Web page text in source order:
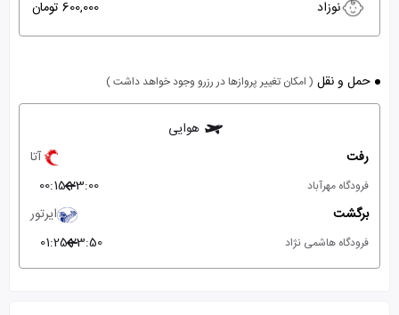
نوزاد 600,000 تومان
حمل و نقل ( امکان تغییر پروازها در رزرو وجود خواهد داشت )
هوایی
رفت
آتا
فرودگاه مهرآباد 23:00
00:15
برگشت
ایرتور
فرودگاه هاشمی نژاد 23:50
01:25